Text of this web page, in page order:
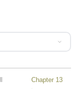
Chapter 13